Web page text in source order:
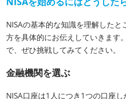
NISAの基本的な知識を理解したと
方を具体的にお伝えしていきます
で、ぜひ挑戦してみてください。
金融機関を選ぶ
NISA口座は1人につき1つの口座